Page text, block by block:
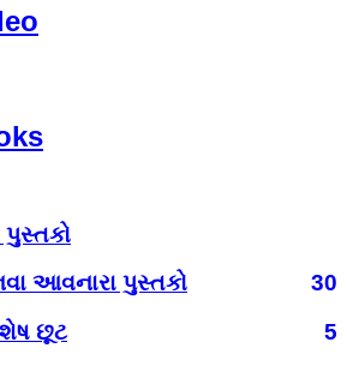
પુસ્તકો
આવનારા પુસ્તકો
30
છૂટ
5